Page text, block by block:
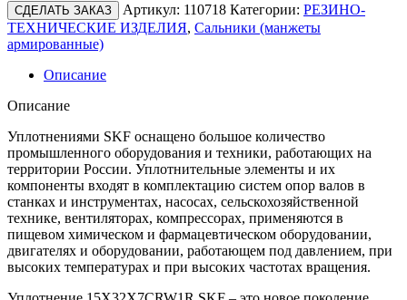
СДЕЛАТЬ ЗАКАЗ Артикул: 110718 Категории: РЕЗИНО-
ТЕХНИЧЕСКИЕ ИЗДЕЛИЯ, Сальники (манжеты
армированные)
Описание
Описание
Уплотнениями SKF оснащено большое количество
промышленного оборудования и техники, работающих на
территории России. Уплотнительные элементы и их
компоненты входят в комплектацию систем опор валов в
станках и инструментах, насосах, сельскохозяйственной
технике, вентиляторах, компрессорах, применяются в
пищевом химическом и фармацевтическом оборудовании,
двигателях и оборудовании, работающем под давлением, при
высоких температурах и при высоких частотах вращения.